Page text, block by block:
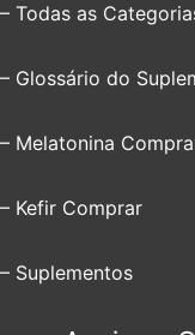
– Todas as
– Glossário do
– Melatonina
– Kefir Comprar
– Suplementos